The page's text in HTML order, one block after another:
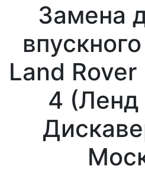
Замена
Land
4 (Ленд